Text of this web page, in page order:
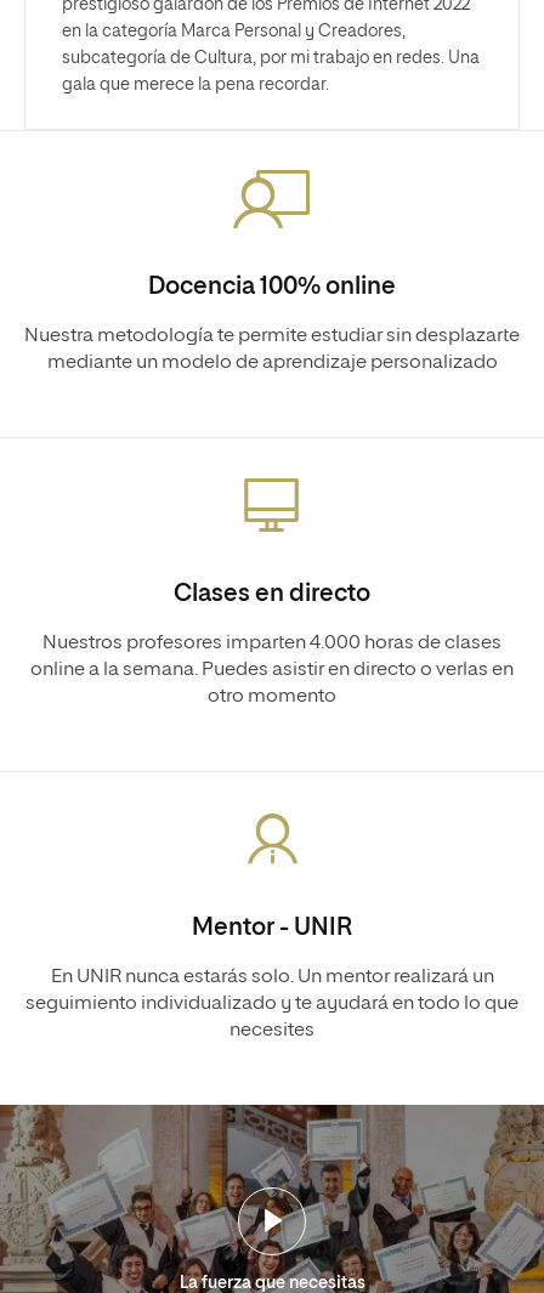
prestigioso galardón de los Premios de Internet 2022
en la categoría Marca Personal y Creadores,
subcategoría de Cultura, por mi trabajo en redes. Una
gala que merece la pena recordar.
Docencia 100% online
Nuestra metodología te permite estudiar sin desplazarte
mediante un modelo de aprendizaje personalizado
Clases en directo
Nuestros profesores imparten 4.000 horas de clases
online a la semana. Puedes asistir en directo o verlas en
otro momento
Mentor - UNIR
En UNIR nunca estarás solo. Un mentor realizará un
seguimiento individualizado y te ayudará en todo lo que
necesites
La fuerza que necesitas